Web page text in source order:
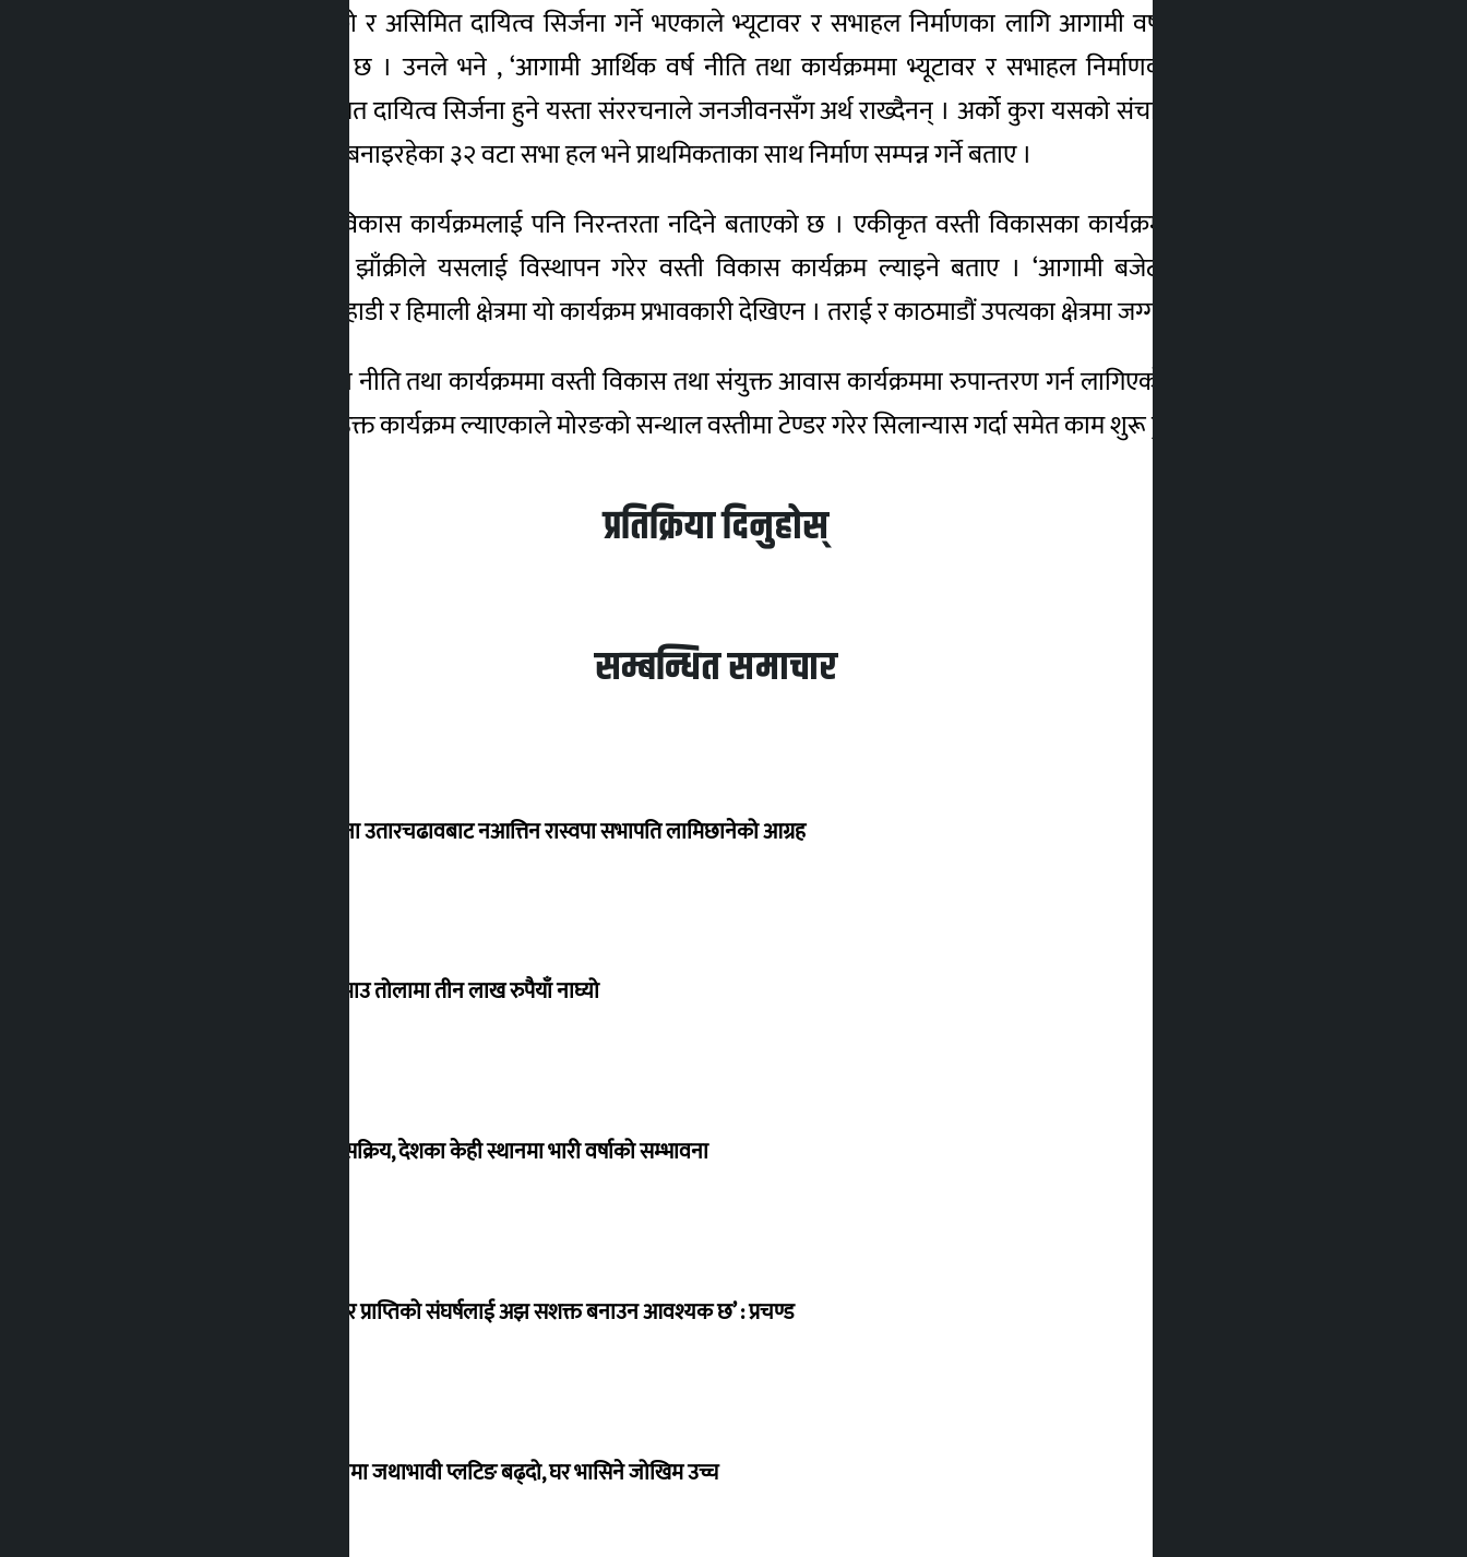
संचालनको मापदण्ड नभएको र असिमित दायित्व सिर्जना गर्ने भएकाले भ्यूटावर र सभाहल निर्माणका लागि आगामी वर्षको नीति कार्यक्रममा बजेट
व्यवस्था नहुने उनको भनाई छ । उनले भने , ‘आगामी आर्थिक वर्ष नीति तथा कार्यक्रममा भ्यूटावर र सभाहल निर्माणको कार्यक्रमबाट अलग्गिन्छौं
बाहिरिन्छौं । राज्यको असिमित दायित्व सिर्जना हुने यस्ता संररचनाले जनजीवनसँग अर्थ राख्दैनन् । अर्को कुरा यसको संचालनको मोडालिटी समेत छैन
।’ उनले यसअघि मन्त्रालयले बनाइरहेका ३२ वटा सभा हल भने प्राथमिकताका साथ निर्माण सम्पन्न गर्ने बताए ।
मन्त्रालयले एकीकृत वस्ती विकास कार्यक्रमलाई पनि निरन्तरता नदिने बताएको छ । एकीकृत वस्ती विकासका कार्यक्रमको प्रभावकारिताप्रति आफू
गम्भीर रहेको बताउँदै मन्त्री झाँक्रीले यसलाई विस्थापन गरेर वस्ती विकास कार्यक्रम ल्याइने बताए । ‘आगामी बजेटमा एकीकृत वस्ती विकास
कार्यक्रमबाट पछि हट्छौं । पहाडी र हिमाली क्षेत्रमा यो कार्यक्रम प्रभावकारी देखिएन । तराई र काठमाडौं उपत्यका क्षेत्रमा जग्गाको अभाव छ ।’ उनले भने ।
मन्त्री झाँक्रीले आगामी वर्षको नीति तथा कार्यक्रममा वस्ती विकास तथा संयुक्त आवास कार्यक्रममा रुपान्तरण गर्न लागिएको बताए । उनले यस अघिको
सरकारले बिना कुनै योजना उक्त कार्यक्रम ल्याएकाले मोरङको सन्थाल वस्तीमा टेण्डर गरेर सिलान्यास गर्दा समेत काम शुरू हुन नसकेको बताए ।
प्रतिक्रिया दिनुहोस्
सम्बन्धित समाचार
सानातिना उतारचढावबाट नआत्तिन रास्वपा सभापति लामिछानेको आग्रह
सुनको भाउ तोलामा तीन लाख रुपैयाँ नाघ्यो
मनसुन सक्रिय, देशका केही स्थानमा भारी वर्षाको सम्भावना
‘अधिकार प्राप्तिको संघर्षलाई अझ सशक्त बनाउन आवश्यक छ’ : प्रचण्ड
उपत्यकामा जथाभावी प्लटिङ बढ्दो, घर भासिने जोखिम उच्च